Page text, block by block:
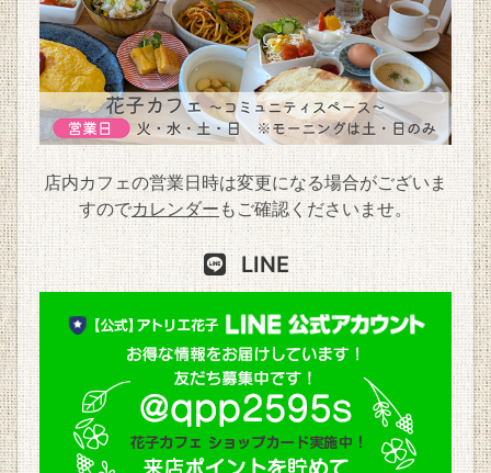
店内カフェの営業日時は変更になる場合がございま
すのでカレンダーもご確認くださいませ。
LINE